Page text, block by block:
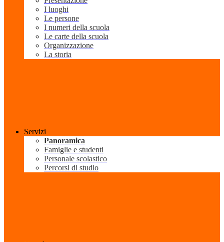
I luoghi
Le persone
I numeri della scuola
Le carte della scuola
Organizzazione
La storia
Servizi
Panoramica
Famiglie e studenti
Personale scolastico
Percorsi di studio